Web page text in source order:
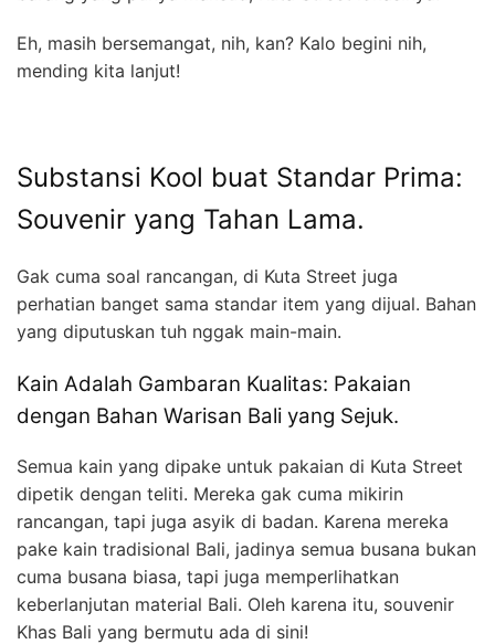
Eh, masih bersemangat, nih, kan? Kalo begini nih,
mending kita lanjut!
Substansi Kool buat Standar Prima:
Souvenir yang Tahan Lama.
Gak cuma soal rancangan, di Kuta Street juga
perhatian banget sama standar item yang dijual. Bahan
yang diputuskan tuh nggak main-main.
Kain Adalah Gambaran Kualitas: Pakaian
dengan Bahan Warisan Bali yang Sejuk.
Semua kain yang dipake untuk pakaian di Kuta Street
dipetik dengan teliti. Mereka gak cuma mikirin
rancangan, tapi juga asyik di badan. Karena mereka
pake kain tradisional Bali, jadinya semua busana bukan
cuma busana biasa, tapi juga memperlihatkan
keberlanjutan material Bali. Oleh karena itu, souvenir
Khas Bali yang bermutu ada di sini!